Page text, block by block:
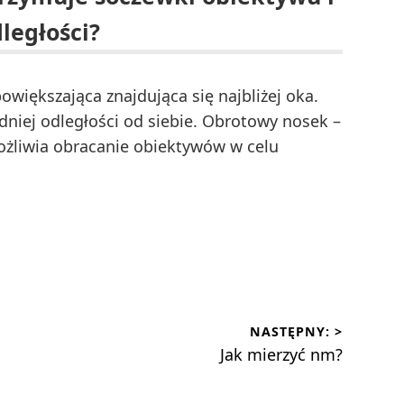
znajdująca się najbliżej oka.
odległości od siebie. Obrotowy nosek –
obracanie obiektywów w celu
NASTĘPNY: >
Następny
Jak mierzyć nm?